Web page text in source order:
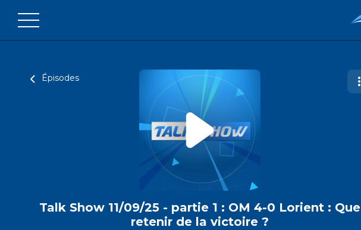
Épisodes
Talk Show 11/09/25 - partie 1 : OM 4-0 Lorient : Que
retenir de la victoire ?